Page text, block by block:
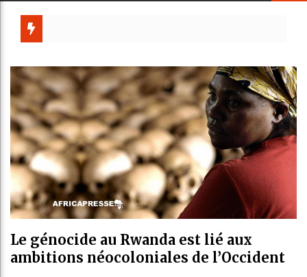
Guinée
Bénin :
Le génocide au Rwanda est lié aux
ambitions néocoloniales de l’Occident